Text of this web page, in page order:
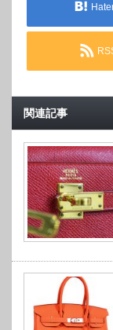
関連記事